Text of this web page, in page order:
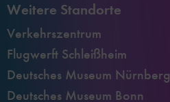
Weitere Standorte
Verkehrszentrum
Flugwerft Schleißheim
Deutsches Museum Nürnberg
Deutsches Museum Bonn